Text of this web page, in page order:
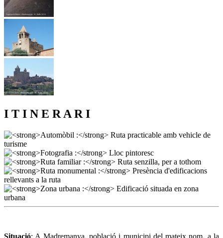
I T I N E R A R I
Situació: A Madremanya, població i municipi del mateix nom, a la